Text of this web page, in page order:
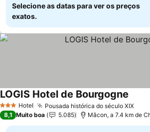
Selecione as datas para ver os preços
exatos.
3 EstrelasHotel Pousada histórica do século XIX
LOGIS Hotel de Bourgogne
8,1 Muito boa 5.085 Mâcon, a 7.4 km de